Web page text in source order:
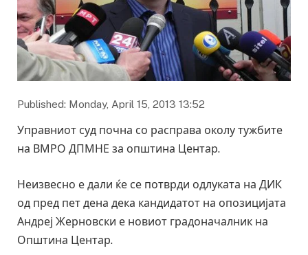
Published: Monday, April 15, 2013 13:52
Управниот суд почна со расправа околу тужбите
на ВМРО ДПМНЕ за општина Центар.
Неизвесно е дали ќе се потврди одлуката на ДИК
од пред пет дена дека кандидатот на опозицијата
Андреј Жерновски е новиот градоначалник на
Општина Центар.